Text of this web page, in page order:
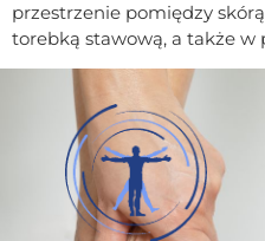
przestrzenie pomiędzy
torebką stawową, a także w